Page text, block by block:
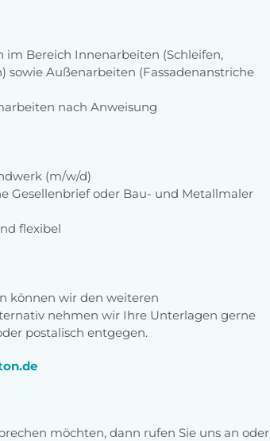
Bereich Innenarbeiten (Schleifen,
sowie Außenarbeiten (Fassadenanstriche
nach Anweisung
(m/w/d)
Gesellenbrief oder Bau- und Metallmaler
flexibel
können wir den weiteren
nehmen wir Ihre Unterlagen gerne
postalisch entgegen.
möchten, dann rufen Sie uns an oder